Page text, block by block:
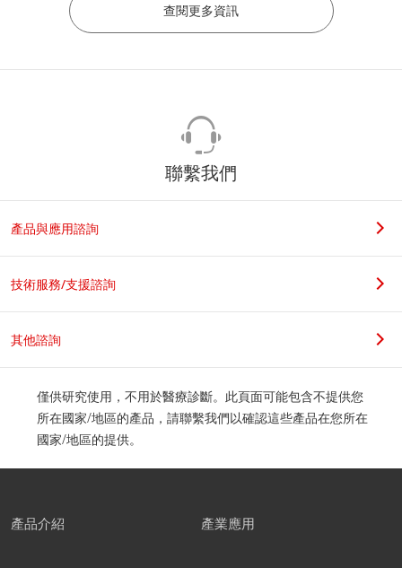
查閱更多資訊
聯繫我們
產品與應用諮詢
技術服務/支援諮詢
其他諮詢
僅供研究使用，不用於醫療診斷。此頁面可能包含不提供您
所在國家/地區的產品，請聯繫我們以確認這些產品在您所在
國家/地區的提供。
產品介紹 產業應用